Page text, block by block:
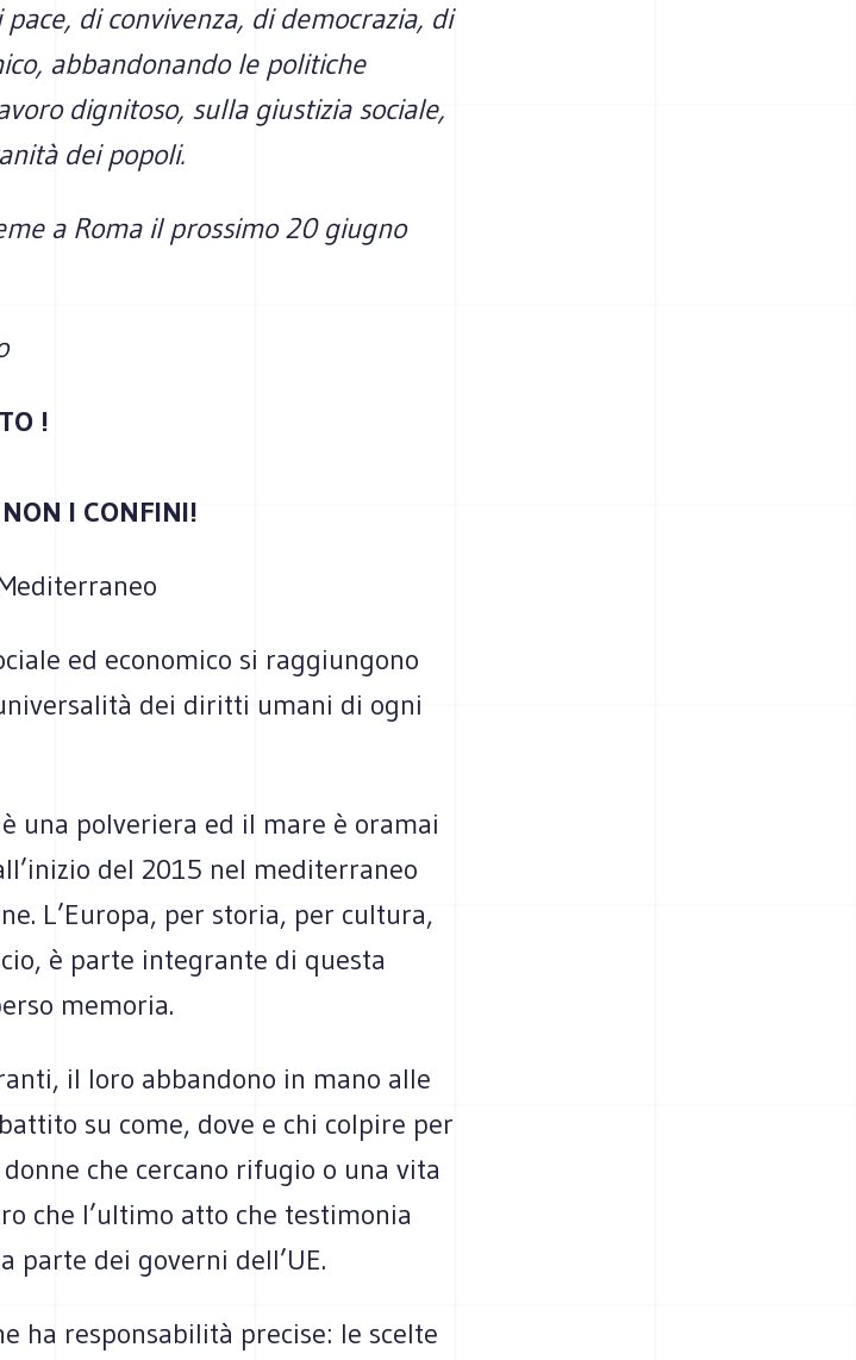
di convivenza, di democrazia, di
abbandonando le politiche
dignitoso, sulla giustizia sociale,
dei popoli.
a Roma il prossimo 20 giugno
!
NON I CONFINI!
ed economico si raggiungono
dei diritti umani di ogni
una polveriera ed il mare è oramai
del 2015 nel mediterraneo
L’Europa, per storia, per cultura,
è parte integrante di questa
memoria.
il loro abbandono in mano alle
su come, dove e chi colpire per
che cercano rifugio o una vita
che l’ultimo atto che testimonia
parte dei governi dell’UE.
ha responsabilità precise: le scelte